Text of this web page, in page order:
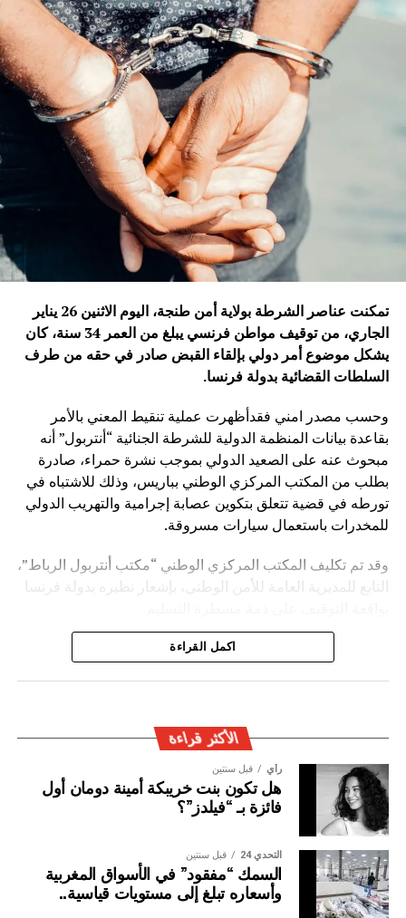
تمكنت عناصر الشرطة بولاية أمن طنجة، اليوم الاثنين 26 يناير
الجاري، من توقيف مواطن فرنسي يبلغ من العمر 34 سنة، كان
يشكل موضوع أمر دولي بإلقاء القبض صادر في حقه من طرف
السلطات القضائية بدولة فرنسا.
وحسب مصدر امني فقدأظهرت عملية تنقيط المعني بالأمر
بقاعدة بيانات المنظمة الدولية للشرطة الجنائية “أنتربول” أنه
مبحوث عنه على الصعيد الدولي بموجب نشرة حمراء، صادرة
بطلب من المكتب المركزي الوطني بباريس، وذلك للاشتباه في
تورطه في قضية تتعلق بتكوين عصابة إجرامية والتهريب الدولي
للمخدرات باستعمال سيارات مسروقة.
وقد تم تكليف المكتب المركزي الوطني “مكتب أنتربول الرباط”،
التابع للمديرية العامة للأمن الوطني، بإشعار نظيره بدولة فرنسا
ويأتي توقيف المشتبه به في سياق التزام المصالح الأمنية
اكمل القراءة
الأكثر قراءة
رأي قبل سنتين
هل تكون بنت خريبكة أمينة دومان أول
فائزة بـ “فيلدز”؟
التحدي 24 قبل سنتين
السمك “مفقود” في الأسواق المغربية
وأسعاره تبلغ إلى مستويات قياسية..